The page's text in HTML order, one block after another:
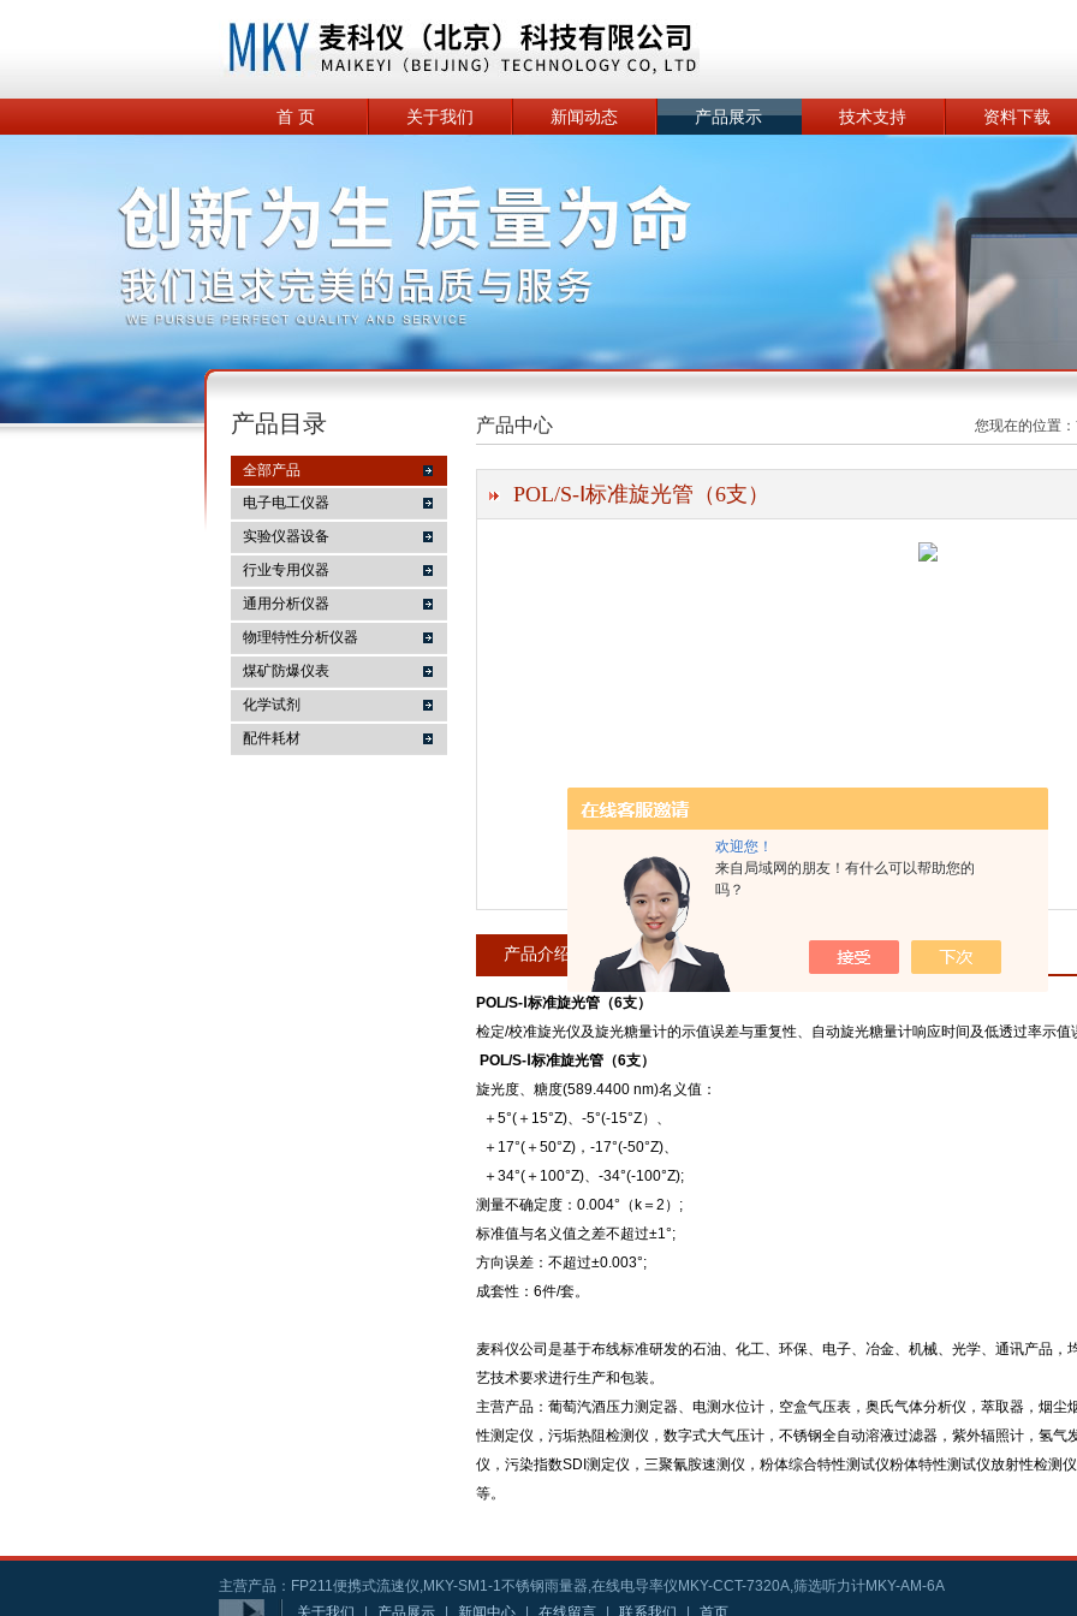
欢迎您！
来自局域网的朋友！有什么可以帮助您的
吗？
麦科仪（北京）科技有限公司
首 页 关于我们 新闻动态 产品展示 技术支持 资料下载
产品目录
全部产品
电子电工仪器
实验仪器设备
行业专用仪器
通用分析仪器
物理特性分析仪器
煤矿防爆仪表
化学试剂
配件耗材
产品中心 您现在的位置：
POL/S-Ⅰ标准旋光管（6支）
产品介绍 在线留言
POL/S-Ⅰ标准旋光管（6支）
检定/校准旋光仪及旋光糖量计的示值误差与重复性、自动旋光糖量计响应时间及低透过率示值
POL/S-Ⅰ标准旋光管（6支）
旋光度、糖度(589.4400 nm)名义值：
＋5°(＋15°Z)、-5°(-15°Z）、
＋17°(＋50°Z)，-17°(-50°Z)、
＋34°(＋100°Z)、-34°(-100°Z);
测量不确定度：0.004°（k＝2）;
标准值与名义值之差不超过±1°;
方向误差：不超过±0.003°;
成套性：6件/套。
麦科仪公司是基于布线标准研发的石油、化工、环保、电子、冶金、机械、光学、通讯产品
艺技术要求进行生产和包装。
主营产品：葡萄汽酒压力测定器、电测水位计，空盒气压表，奥氏气体分析仪，萃取器，烟尘
性测定仪，污垢热阻检测仪，数字式大气压计，不锈钢全自动溶液过滤器，紫外辐照计，氢气
仪，污染指数SDI测定仪，三聚氰胺速测仪，粉体综合特性测试仪粉体特性测试仪放射性检测
等。
主营产品：FP211便携式流速仪,MKY-SM1-1不锈钢雨量器,在线电导率仪MKY-CCT-7320A,筛选听力计MKY-AM-6A
关于我们
产品展示 新闻中心 在线留言 联系我们 首页